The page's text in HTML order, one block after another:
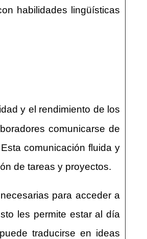
habilidades lingüísticas
y el rendimiento de los
comunicarse de
comunicación fluida y
de tareas y proyectos.
para acceder a
les permite estar al día
traducirse en ideas